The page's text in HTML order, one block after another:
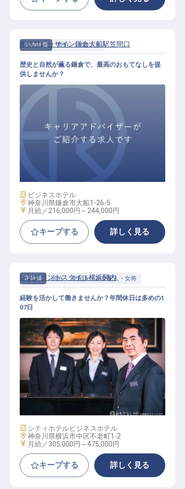
契約社員 宿泊 フロント
フロントスタッフ
相鉄フレッサイン鎌倉大船駅笠間口
歴史と自然が薫る鎌倉で、最高のおもてなしを提
供しませんか？
施設業態
ビジネスホテル
勤務地
神奈川県鎌倉市大船1-26-5
給与
月給／216,000円～ 244,000円
キープする 詳しく見る
正社員 宿泊 支配人・副支配人・女将
支配人候補
レンブラントスタイル横浜関内
経験を活かして働きませんか？年間休日は多めの1
07日
施設業態
シティホテルビジネスホテル
勤務地
神奈川県横浜市中区不老町1-2
給与
月給／305,000円～475,000円
キープする 詳しく見る